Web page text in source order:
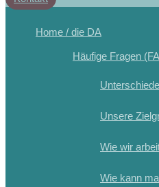
Home / die DA
Häufige Fragen
Unterschiede
Unsere
Wie wir
Wie kann